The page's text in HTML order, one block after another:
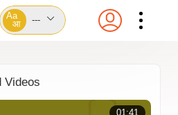
Aa
आ
---
Videos
01:41